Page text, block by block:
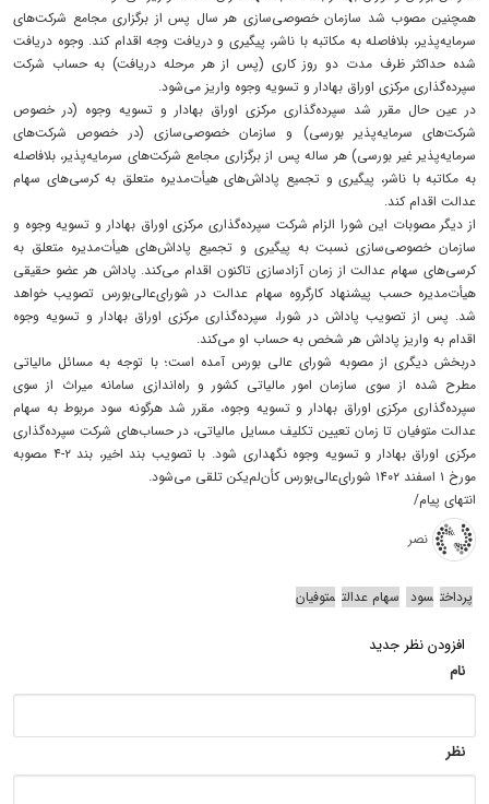
همچنین مصوب شد سازمان خصوصی‌سازی هر سال پس از برگزاری مجامع شرکت‌های
سرمایه‌پذیر، بلافاصله به مکاتبه با ناشر، پیگیری و دریافت وجه اقدام کند. وجوه دریافت
شده حداکثر ظرف مدت دو روز کاری (پس از هر مرحله دریافت) به حساب شرکت
سپرده‌گذاری مرکزی اوراق بهادار و تسویه وجوه واریز می‌شود.
در عین حال مقرر شد سپرده‌گذاری مرکزی اوراق بهادار و تسویه وجوه (در خصوص
شرکت‌های سرمایه‌پذیر بورسی) و سازمان خصوصی‌سازی (در خصوص شرکت‌های
سرمایه‌پذیر غیر بورسی) هر ساله پس از برگزاری مجامع شرکت‌های سرمایه‌پذیر، بلافاصله
به مکاتبه با ناشر، پیگیری و تجمیع پاداش‌های هیأت‌مدیره متعلق به کرسی‌های سهام
عدالت اقدام کند.
از دیگر مصوبات این شورا الزام شرکت سپرده‌گذاری مرکزی اوراق بهادار و تسویه وجوه و
سازمان خصوصی‌سازی نسبت به پیگیری و تجمیع پاداش‌های هیأت‌مدیره متعلق به
کرسی‌های سهام عدالت از زمان آزادسازی تاکنون اقدام می‌کند. پاداش هر عضو حقیقی
هیأت‌مدیره حسب پیشنهاد کارگروه سهام عدالت در شورای‌عالی‌بورس تصویب خواهد
شد. پس از تصویب پاداش در شورا، سپرده‌گذاری مرکزی اوراق بهادار و تسویه وجوه
اقدام به واریز پاداش هر شخص به حساب او می‌کند.
دربخش دیگری از مصوبه شورای عالی بورس آمده است؛ با توجه به مسائل مالیاتی
مطرح شده از سوی سازمان امور مالیاتی کشور و راه‌اندازی سامانه میراث از سوی
سپرده‌گذاری مرکزی اوراق بهادار و تسویه وجوه، مقرر شد هرگونه سود مربوط به سهام
عدالت متوفیان تا زمان تعیین تکلیف مسایل مالیاتی، در حساب‌های شرکت سپرده‌گذاری
مرکزی اوراق بهادار و تسویه وجوه نگهداری شود. با تصویب بند اخیر، بند ۲-۴ مصوبه
مورخ ۱ اسفند ۱۴۰۲ شورای‌عالی‌بورس کأن‌لم‌یکن تلقی می‌شود.
انتهای پیام/
نصر
پرداخت سود سهام عدالت متوفیان
افزودن نظر جدید
نام
نظر